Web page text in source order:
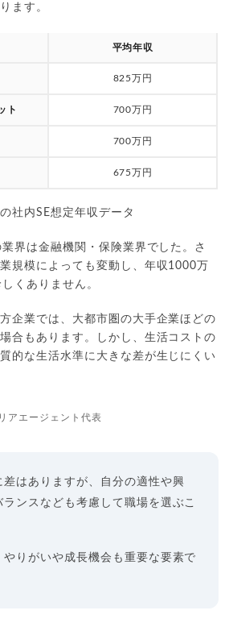
ます。
平均年収
825万円
ト 700万円
700万円
675万円
社内SE想定年収データ
界は金融機関・保険業界でした。さ
規模によっても変動し、年収1000万
くありません。
企業では、大都市圏の大手企業ほどの
合もあります。しかし、生活コストの
的な生活水準に大きな差が生じにくい
アエージェント代表
はありますが、自分の適性や興
ンスなども考慮して職場を選ぶこ
りがいや成長機会も重要な要素で